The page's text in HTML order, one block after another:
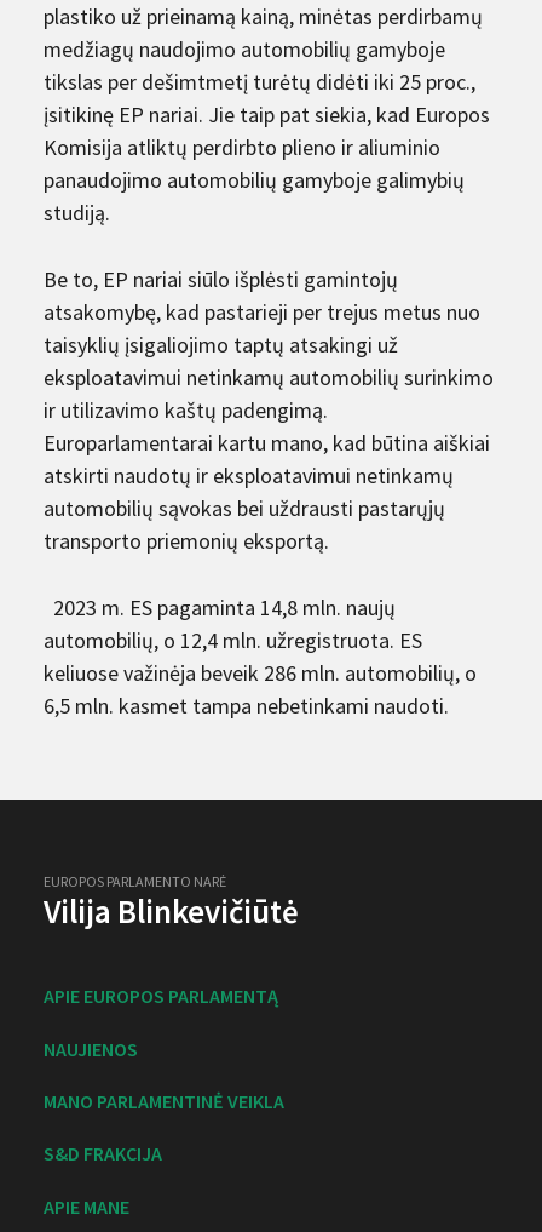
plastiko už prieinamą kainą, minėtas perdirbamų
medžiagų naudojimo automobilių gamyboje
tikslas per dešimtmetį turėtų didėti iki 25 proc.,
įsitikinę EP nariai. Jie taip pat siekia, kad Europos
Komisija atliktų perdirbto plieno ir aliuminio
panaudojimo automobilių gamyboje galimybių
studiją.
Be to, EP nariai siūlo išplėsti gamintojų
atsakomybę, kad pastarieji per trejus metus nuo
taisyklių įsigaliojimo taptų atsakingi už
eksploatavimui netinkamų automobilių surinkimo
ir utilizavimo kaštų padengimą.
Europarlamentarai kartu mano, kad būtina aiškiai
atskirti naudotų ir eksploatavimui netinkamų
automobilių sąvokas bei uždrausti pastarųjų
transporto priemonių eksportą.
2023 m. ES pagaminta 14,8 mln. naujų
automobilių, o 12,4 mln. užregistruota. ES
keliuose važinėja beveik 286 mln. automobilių, o
6,5 mln. kasmet tampa nebetinkami naudoti.
EUROPOS PARLAMENTO NARĖ
Vilija Blinkevičiūtė
APIE EUROPOS PARLAMENTĄ
NAUJIENOS
MANO PARLAMENTINĖ VEIKLA
S&D FRAKCIJA
APIE MANE